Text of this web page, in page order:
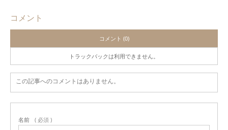
コメント
コメント (0)
トラックバックは利用できません。
この記事へのコメントはありません。
名前 ( 必須 )